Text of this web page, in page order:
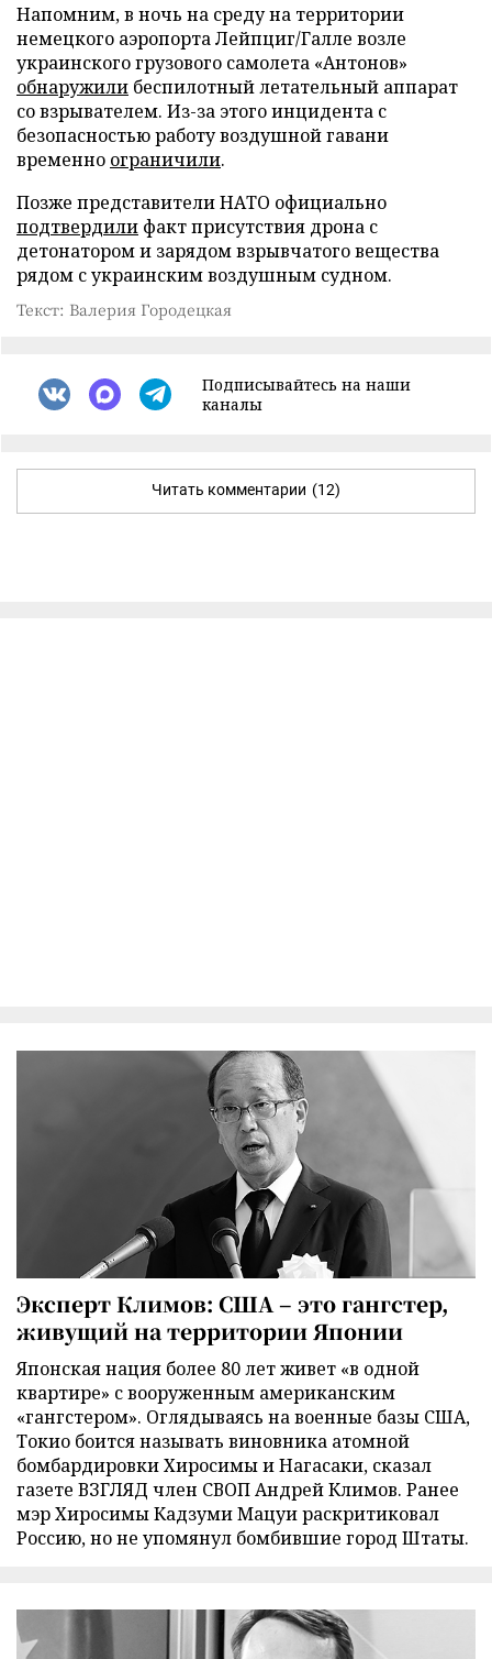
Напомним, в ночь на среду на территории
немецкого аэропорта Лейпциг/Галле возле
украинского грузового самолета «Антонов»
обнаружили беспилотный летательный аппарат
со взрывателем. Из-за этого инцидента с
безопасностью работу воздушной гавани
временно ограничили.
Позже представители НАТО официально
подтвердили факт присутствия дрона с
детонатором и зарядом взрывчатого вещества
рядом с украинским воздушным судном.
Текст: Валерия Городецкая
Подписывайтесь на наши
каналы
Читать комментарии (12)
Эксперт Климов: США – это гангстер,
живущий на территории Японии
Японская нация более 80 лет живет «в одной
квартире» с вооруженным американским
«гангстером». Оглядываясь на военные базы США,
Токио боится называть виновника атомной
бомбардировки Хиросимы и Нагасаки, сказал
газете ВЗГЛЯД член СВОП Андрей Климов. Ранее
мэр Хиросимы Кадзуми Мацуи раскритиковал
Россию, но не упомянул бомбившие город Штаты.